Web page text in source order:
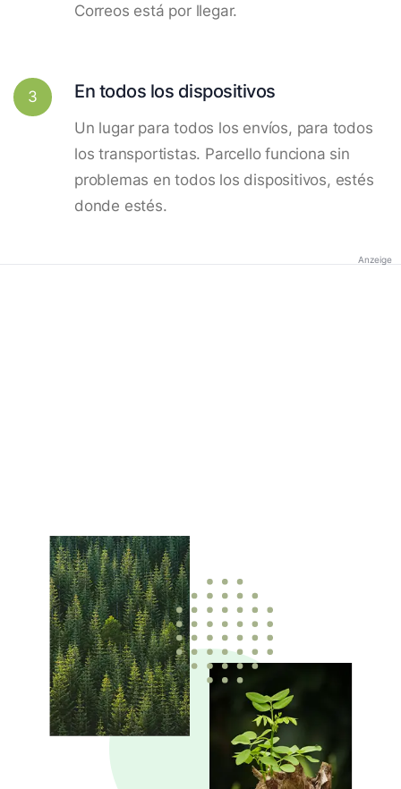
Correos está por llegar.
3 En todos los dispositivos
Un lugar para todos los envíos, para todos
los transportistas. Parcello funciona sin
problemas en todos los dispositivos, estés
donde estés.
Anzeige